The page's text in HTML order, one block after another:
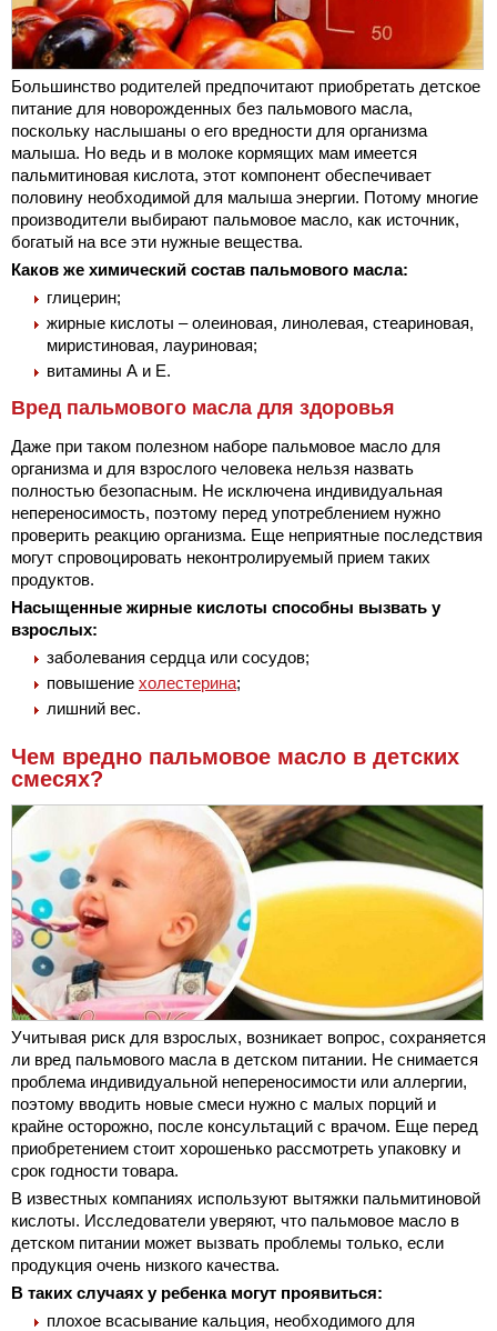
Большинство родителей предпочитают приобретать детское
питание для новорожденных без пальмового масла,
поскольку наслышаны о его вредности для организма
малыша. Но ведь и в молоке кормящих мам имеется
пальмитиновая кислота, этот компонент обеспечивает
половину необходимой для малыша энергии. Потому многие
производители выбирают пальмовое масло, как источник,
богатый на все эти нужные вещества.
Каков же химический состав пальмового масла:
глицерин;
жирные кислоты – олеиновая, линолевая, стеариновая,
миристиновая, лауриновая;
витамины А и Е.
Вред пальмового масла для здоровья
Даже при таком полезном наборе пальмовое масло для
организма и для взрослого человека нельзя назвать
полностью безопасным. Не исключена индивидуальная
непереносимость, поэтому перед употреблением нужно
проверить реакцию организма. Еще неприятные последствия
могут спровоцировать неконтролируемый прием таких
продуктов.
Насыщенные жирные кислоты способны вызвать у
взрослых:
заболевания сердца или сосудов;
повышение холестерина;
лишний вес.
Чем вредно пальмовое масло в детских
смесях?
Учитывая риск для взрослых, возникает вопрос, сохраняется
ли вред пальмового масла в детском питании. Не снимается
проблема индивидуальной непереносимости или аллергии,
поэтому вводить новые смеси нужно с малых порций и
крайне осторожно, после консультаций с врачом. Еще перед
приобретением стоит хорошенько рассмотреть упаковку и
срок годности товара.
В известных компаниях используют вытяжки пальмитиновой
кислоты. Исследователи уверяют, что пальмовое масло в
детском питании может вызвать проблемы только, если
продукция очень низкого качества.
В таких случаях у ребенка могут проявиться:
плохое всасывание кальция, необходимого для